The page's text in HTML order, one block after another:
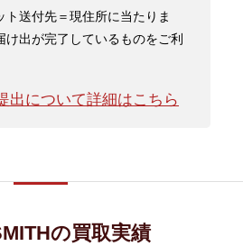
送付先＝現住所に当たりま
け出が完了しているものをご利
出について詳細はこちら
の買取実績